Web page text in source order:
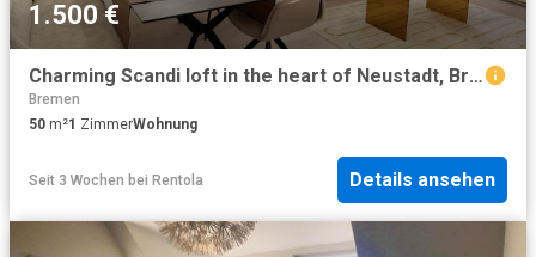
1.500 €
Charming Scandi loft in the heart of Neustadt, Bremen Amsterdam Apartments for Rent
Bremen
50 m²1 ZimmerWohnung
Seit 3 Wochen bei Rentola Details ansehen